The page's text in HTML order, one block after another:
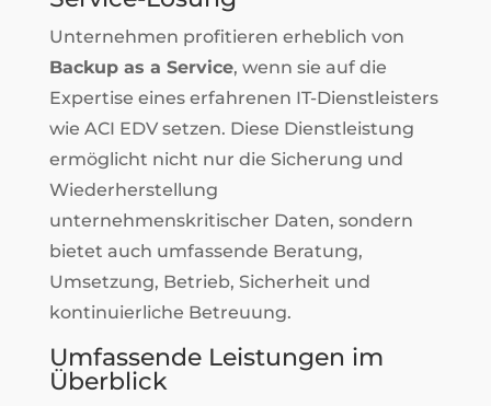
Unternehmen profitieren erheblich von
Backup as a Service, wenn sie auf die
Expertise eines erfahrenen IT-Dienstleisters
wie ACI EDV setzen. Diese Dienstleistung
ermöglicht nicht nur die Sicherung und
Wiederherstellung
unternehmenskritischer Daten, sondern
bietet auch umfassende Beratung,
Umsetzung, Betrieb, Sicherheit und
kontinuierliche Betreuung.
Umfassende Leistungen im
Überblick